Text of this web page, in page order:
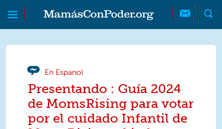
Skip to main content
Skip to main content
MamásConPoder
En Espanol
Presentando : Guía 2024
de MomsRising para votar
por el cuidado Infantil de